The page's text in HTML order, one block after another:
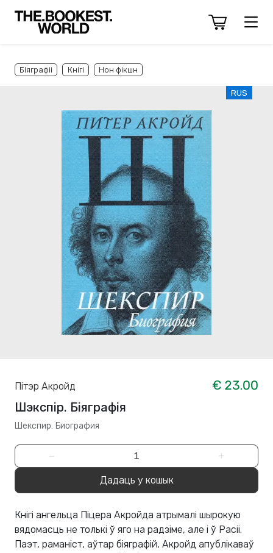
Біяграфіі Кнігі Нон фікшн
RUS
Пітэр Акройд
€ 23.00
Шэкспір. Біяграфія
Шекспир. Биография
− +
Дадаць у кошык
Кнігі ангельца Піцера Акройда атрымалі шырокую
вядомасць не толькі ў яго на радзіме, але і ў Расіі.
Паэт, раманіст, аўтар біяграфій, Акройд апублікаваў